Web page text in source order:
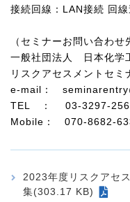
接続回線： LAN接続 回
（セミナーお問い合わせ
一般社団法人 日本化学
リスクアセスメントセミ
e-mail ：
TEL
： 03-3297-
Mobile ： 070-8682-
2023年度リスクアセ
集(303.17 KB)